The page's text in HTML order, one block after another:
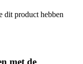
dit product hebben
met de